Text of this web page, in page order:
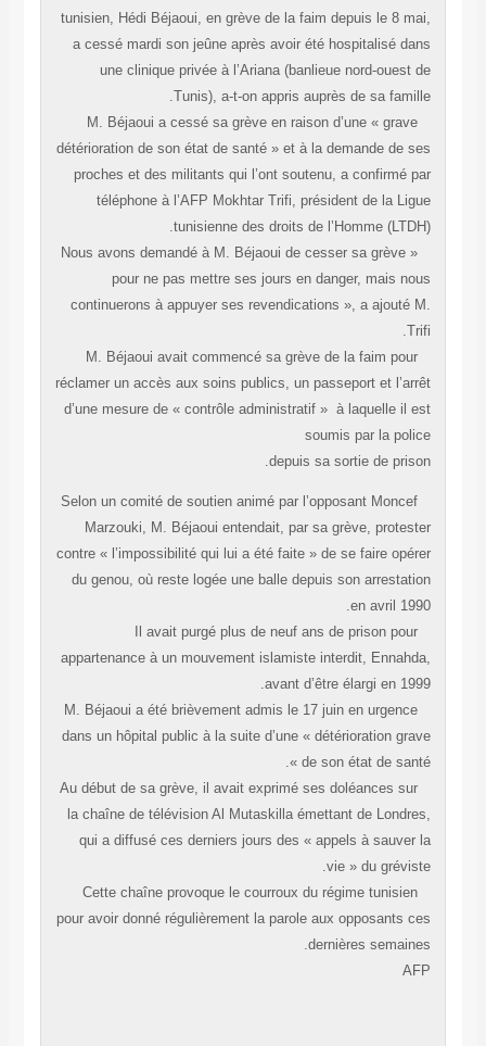
tunisien, Hédi Béjaoui, en grève de la faim depuis le 8
a cessé mardi son jeûne après avoir été hospitalisé
une clinique privée à l’Ariana (banlieue nord-ouest
Tunis), a-t-on appris auprès de sa
M. Béjaoui a cessé sa grève en raison d’une « grave
détérioration de son état de santé » et à la demande de
proches et des militants qui l’ont soutenu, a confirmé
téléphone à l’AFP Mokhtar Trifi, président de la
tunisienne des droits de l’Homme
« Nous avons demandé à M. Béjaoui de cesser sa grève
pour ne pas mettre ses jours en danger, mais
continuerons à appuyer ses revendications », a ajouté
M. Béjaoui avait commencé sa grève de la faim pour
réclamer un accès aux soins publics, un passeport et
d’une mesure de « contrôle administratif » à laquelle il
soumis par la
depuis sa sortie de
Selon un comité de soutien animé par l’opposant Moncef
Marzouki, M. Béjaoui entendait, par sa grève,
contre « l’impossibilité qui lui a été faite » de se faire
du genou, où reste logée une balle depuis son
en avril
Il avait purgé plus de neuf ans de prison pour
appartenance à un mouvement islamiste interdit,
avant d’être élargi en
M. Béjaoui a été brièvement admis le 17 juin en urgence
dans un hôpital public à la suite d’une « détérioration
de son état de santé
Au début de sa grève, il avait exprimé ses doléances sur
la chaîne de télévision Al Mutaskilla émettant de
qui a diffusé ces derniers jours des « appels à sauver
vie » du
Cette chaîne provoque le courroux du régime tunisien
pour avoir donné régulièrement la parole aux opposants
dernières